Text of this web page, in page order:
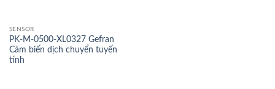
SENSOR
PK-M-0500-XL0327 Gefran
Cảm biến dịch chuyển tuyến
tính